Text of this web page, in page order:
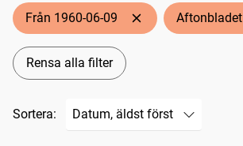
Från 1960-06-09 Aftonbladet
Rensa alla filter
Sortera: